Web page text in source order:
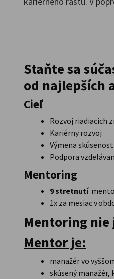
Staňte sa
od najlepších
Cieľ
Rozvoj riadiacich
Kariérny rozvoj
Výmena
Podpora
Mentoring
9 stretnutí
1x za mesiac v
Mentoring nie
Mentor je:
manažér vo
skúsený manažér,